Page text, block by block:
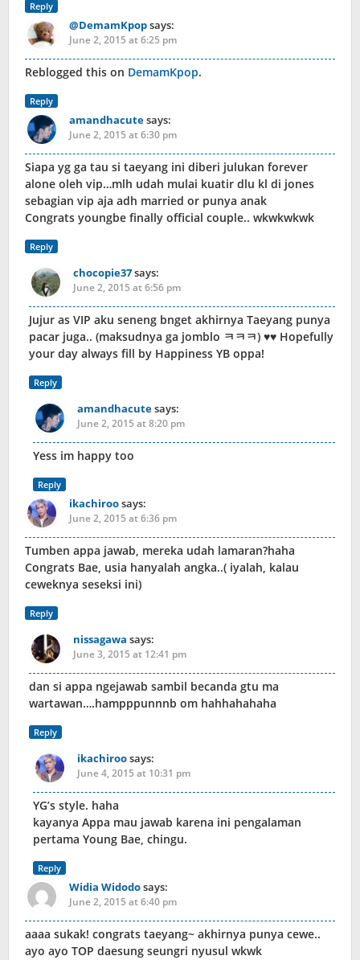
Reply
@DemamKpopsays:
June 2, 2015 at 6:25 pm
Reblogged this on DemamKpop.
Reply
amandhacutesays:
June 2, 2015 at 6:30 pm
Siapa yg ga tau si taeyang ini diberi julukan forever
alone oleh vip…mlh udah mulai kuatir dlu kl di jones
sebagian vip aja adh married or punya anak
Congrats youngbe finally official couple.. wkwkwkwk
Reply
chocopie37says:
June 2, 2015 at 6:56 pm
Jujur as VIP aku seneng bnget akhirnya Taeyang punya
pacar juga.. (maksudnya ga jomblo ㅋㅋㅋ) ♥♥ Hopefully
your day always fill by Happiness YB oppa!
Reply
amandhacutesays:
June 2, 2015 at 8:20 pm
Yess im happy too
Reply
ikachiroosays:
June 2, 2015 at 6:36 pm
Tumben appa jawab, mereka udah lamaran?haha
Congrats Bae, usia hanyalah angka..( iyalah, kalau
ceweknya seseksi ini)
Reply
nissagawa says:
June 3, 2015 at 12:41 pm
dan si appa ngejawab sambil becanda gtu ma
wartawan….hampppunnnb om hahhahahaha
Reply
ikachiroosays:
June 4, 2015 at 10:31 pm
YG’s style. haha
kayanya Appa mau jawab karena ini pengalaman
pertama Young Bae, chingu.
Reply
Widia Widodosays:
June 2, 2015 at 6:40 pm
aaaa sukak! congrats taeyang~ akhirnya punya cewe..
ayo ayo TOP daesung seungri nyusul wkwk